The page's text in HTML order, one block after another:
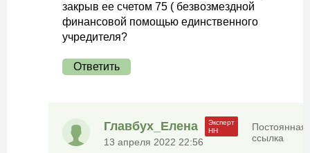
закрыв ее счетом 75 ( безвозмездной
финансовой помощью единственного
учредителя?
Ответить
Главбух_Елена
13 апреля 2022 22:56
Постоянная
ссылка